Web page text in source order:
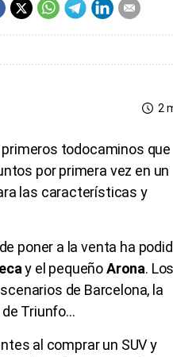
2
todocaminos que
por primera vez en un
las características y
poner a la venta ha
y el pequeñoArona. Los
de Barcelona, la
Triunfo...
al comprar un SUV y